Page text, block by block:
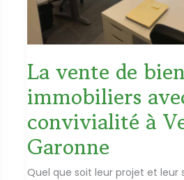
La vente de
immobiliers
convivialité à
Garonne
Quel que soit leur projet et